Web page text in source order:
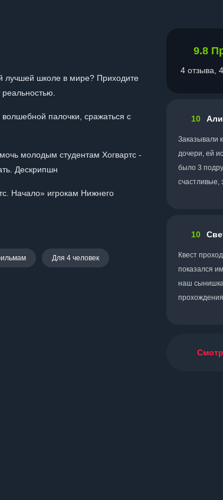
лучшей школе в мире? Приходите
палочки, сражаться с
молодым студентам Хогвартс -
Дескрипшн
Начало» игрокам Нижнего
Для 4 человек
9.8
4 отзыва,
10
Заказывали
дочери, ей
было 3
счастливые,
10
Квест
показался
наш